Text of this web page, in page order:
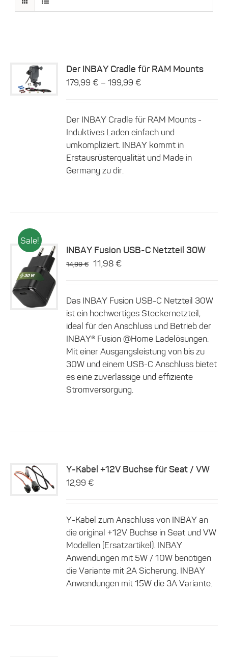
Dieses
Produkt
Details
Der INBAY Cradle für RAM Mounts
179,99€ –199,99€
Der INBAY Cradle für RAM Mounts -
Induktives Laden einfach und
umkompliziert. INBAY kommt in
Erstausrüsterqualität und Made in
Germany zu dir.
Sale!
Details
INBAY Fusion USB-C Netzteil 30W
14,99€ Ursprünglicher
14,99 €
11,98€Aktueller
11,98 €.
Das INBAY Fusion USB-C Netzteil 30W
ist ein hochwertiges Steckernetzteil,
ideal für den Anschluss und Betrieb der
INBAY® Fusion @Home Ladelösungen.
Mit einer Ausgangsleistung von bis zu
30W und einem USB-C Anschluss bietet
es eine zuverlässige und effiziente
Stromversorgung.
Dieses
Produkt
Details
Y-Kabel +12V Buchse für Seat / VW
12,99€
Y-Kabel zum Anschluss von INBAY an
die original +12V Buchse in Seat und VW
Modellen (Ersatzartikel). INBAY
Anwendungen mit 5W / 10W benötigen
die Variante mit 2A Sicherung. INBAY
Anwendungen mit 15W die 3A Variante.